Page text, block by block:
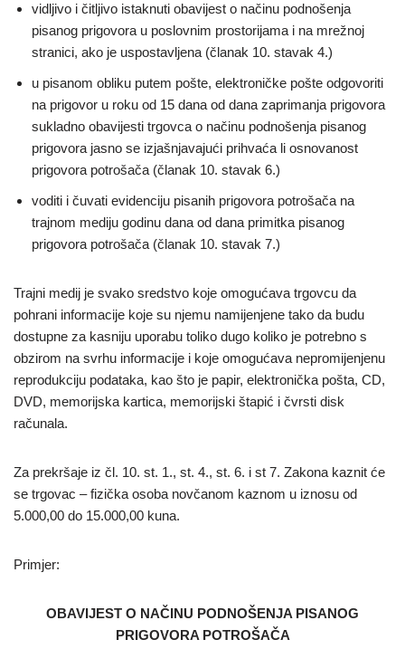
vidljivo i čitljivo istaknuti obavijest o načinu podnošenja
pisanog prigovora u poslovnim prostorijama i na mrežnoj
stranici, ako je uspostavljena (članak 10. stavak 4.)
u pisanom obliku putem pošte, elektroničke pošte odgovoriti
na prigovor u roku od 15 dana od dana zaprimanja prigovora
sukladno obavijesti trgovca o načinu podnošenja pisanog
prigovora jasno se izjašnjavajući prihvaća li osnovanost
prigovora potrošača (članak 10. stavak 6.)
voditi i čuvati evidenciju pisanih prigovora potrošača na
trajnom mediju godinu dana od dana primitka pisanog
prigovora potrošača (članak 10. stavak 7.)
Trajni medij je svako sredstvo koje omogućava trgovcu da
pohrani informacije koje su njemu namijenjene tako da budu
dostupne za kasniju uporabu toliko dugo koliko je potrebno s
obzirom na svrhu informacije i koje omogućava nepromijenjenu
reprodukciju podataka, kao što je papir, elektronička pošta, CD,
DVD, memorijska kartica, memorijski štapić i čvrsti disk
računala.
Za prekršaje iz čl. 10. st. 1., st. 4., st. 6. i st 7. Zakona kaznit će
se trgovac – fizička osoba novčanom kaznom u iznosu od
5.000,00 do 15.000,00 kuna.
Primjer:
OBAVIJEST O NAČINU PODNOŠENJA PISANOG
PRIGOVORA POTROŠAČA